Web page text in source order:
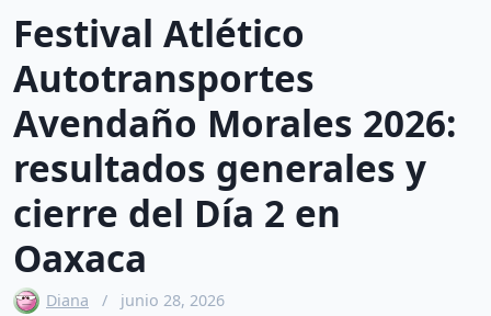
Festival Atlético
Autotransportes
Avendaño Morales 2026:
resultados generales y
cierre del Día 2 en
Oaxaca
Diana junio 28, 2026